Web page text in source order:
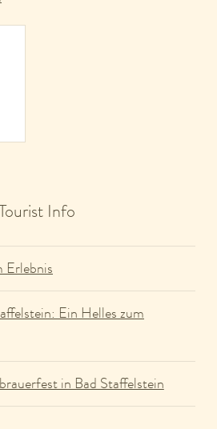
Info
Erlebnis
Ein Helles zum
in Bad Staffelstein